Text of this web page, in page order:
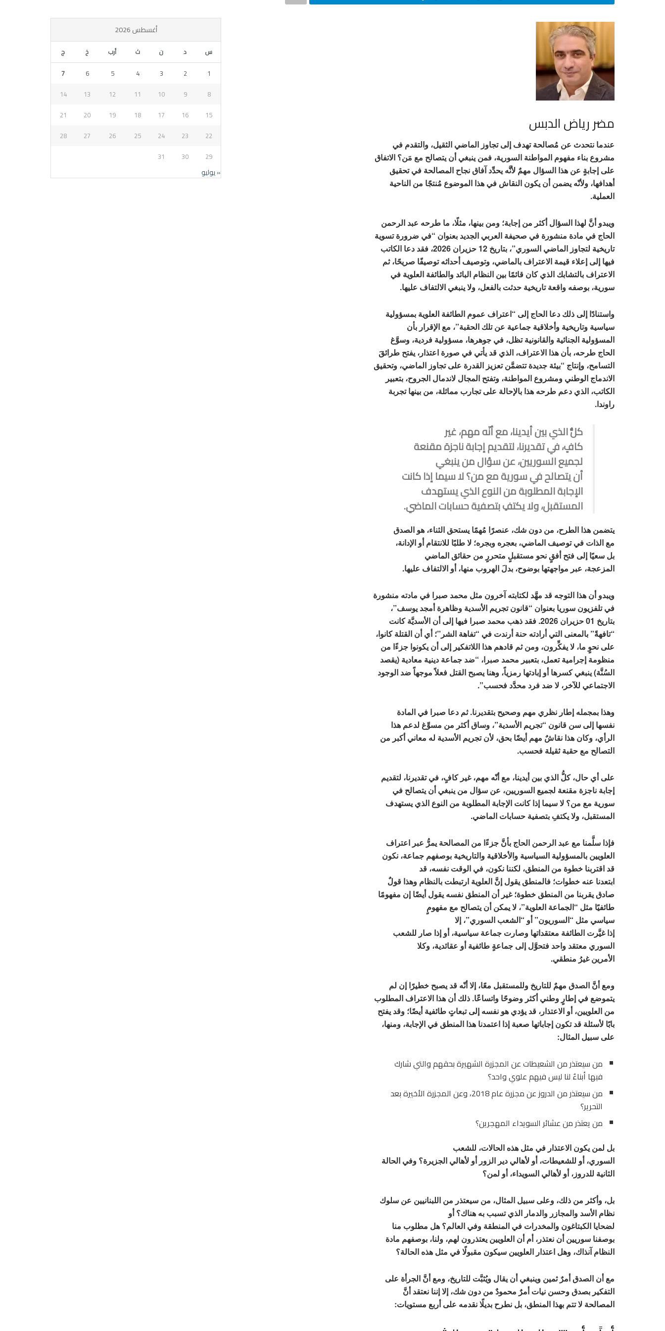
مضر رياض الدبس
عندما نتحدث عن مُصالحة تهدف إلى تجاوز الماضي الثقيل، والتقدم في
مشروع بناء مفهوم المواطنة السورية، فمن ينبغي أن يتصالح مع مَن؟ الاتفاق
على إجابةٍ عن هذا السؤال مهمٌ لأنَّه يحدِّد آفاق نجاح المصالحة في تحقيق
أهدافها، ولأنّه يضمن أن يكون النقاش في هذا الموضوع مُنتجًا من الناحية
العملية.
ويبدو أنَّ لهذا السؤال أكثر من إجابة؛ ومن بينها، مثلًا، ما طرحه عبد الرحمن
الحاج في مادة منشورة في صحيفة العربي الجديد بعنوان “في ضرورة تسوية
تاريخية لتجاوز الماضي السوري”، بتاريخ 12 حزيران 2026، فقد دعا الكاتب
فيها إلى إعلاء قيمة الاعتراف بالماضي، وتوصيف أحداثه توصيفًا صريحًا، ثم
الاعتراف بالتشابك الذي كان قائمًا بين النظام البائد والطائفة العلوية في
سورية، بوصفه واقعة تاريخية حدثت بالفعل، ولا ينبغي الالتفاف عليها.
واستنادًا إلى ذلك دعا الحاج إلى “اعتراف عموم الطائفة العلوية بمسؤولية
سياسية وتاريخية وأخلاقية جماعية عن تلك الحقبة”، مع الإقرار بأن
المسؤولية الجنائية والقانونية تظل، في جوهرها، مسؤولية فردية، وسوَّغ
الحاج طرحه، بأن هذا الاعتراف، الذي قد يأتي في صورة اعتذار، يفتح طرائقَ
التسامح، وإنتاج “بيئة جديدة تتضمَّن تعزيز القدرة على تجاوز الماضي، وتحقيق
الاندماج الوطني ومشروع المواطنة، وتفتح المجال لاندمال الجروح، بتعبير
الكاتب، الذي دعم طرحه هذا بالإحالة على تجارب مماثلة، من بينها تجربة
راوندا.
كلُّ الذي بين أيدينا، مع أنّه مهم، غير
كافٍ، في تقديرنا، لتقديم إجابة ناجزة مقنعة
لجميع السوريين، عن سؤال من ينبغي
أن يتصالح في سورية مع من؟ لا سيما إذا كانت
الإجابة المطلوبة من النوع الذي يستهدف
المستقبل، ولا يكتفِ بتصفية حسابات الماضي.
يتضمن هذا الطرح، من دون شك، عنصرًا مُهمًا يستحق الثناء، هو الصدق
مع الذات في توصيف الماضي، بعجره وبجره؛ لا طلبًا للانتقام أو الإدانة،
بل سعيًا إلى فتح أفقٍ نحو مستقبلٍ متحررٍ من حقائق الماضي
المزعجة، عبر مواجهتها بوضوح، بدلَ الهروب منها، أو الالتفاف عليها.
ويبدو أن هذا التوجه قد مهَّد لكتابته آخرون مثل محمد صبرا في مادته منشورة
في تلفزيون سوريا بعنوان “قانون تجريم الأسدية وظاهرة أمجد يوسف”،
بتاريخ 01 حزيران 2026. فقد ذهب محمد صبرا فيها إلى أن الأسديَّة كانت
“تافهةً” بالمعنى التي أرادته حنة أرندت في “تفاهة الشر”؛ أي أن القتلة كانوا،
على نحوٍ ما، لا يفكِّرون، ومن ثم قادهم هذا اللاتفكير إلى أن يكونوا جزءًا من
منظومة إجرامية تعمل، بتعبير محمد صبرا، “ضد جماعة دينية معادية (يقصد
السُنَّة) ينبغي كسرها أو إبادتها رمزياً، وهنا يصبح القتل فعلاً موجهاً ضد الوجود
الاجتماعي للآخر، لا ضد فرد محدَّد فحسب”.
وهذا بمجمله إطار نظري مهم وصحيح بتقديرنا. ثم دعا صبرا في المادة
نفسها إلى سن قانون “تجريم الأسدية”، وساق أكثر من مسوِّغ لدعم هذا
الرأي، وكان هذا نقاشٌ مهم أيضًا بحق، لأن تجريم الأسدية له معاني أكبر من
التصالح مع حقبة ثقيلة فحسب.
على أي حال، كلُّ الذي بين أيدينا، مع أنّه مهم، غير كافٍ، في تقديرنا، لتقديم
إجابة ناجزة مقنعة لجميع السوريين، عن سؤال من ينبغي أن يتصالح في
سورية مع من؟ لا سيما إذا كانت الإجابة المطلوبة من النوع الذي يستهدف
المستقبل، ولا يكتفِ بتصفية حسابات الماضي.
فإذا سلَّمنا مع عبد الرحمن الحاج بأنَّ جزءًا من المصالحة يمرُّ عبر اعتراف
العلويين بالمسؤولية السياسية والأخلاقية والتاريخية بوصفهم جماعة، نكون
قد اقتربنا خطوة من المنطق، لكننا نكون، في الوقت نفسه، قد
ابتعدنا عنه خطوات؛ فالمنطق يقول إنَّ العلوية ارتبطت بالنظام وهذا قولٌ
صادق يقربنا من المنطق خطوة؛ غير أن المنطق نفسه يقول أيضًا إن مفهومًا
طائفيًا مثل “الجماعة العلوية”، لا يمكن أن يتصالح مع مفهومٍ
سياسي مثل “السوريون” أو “الشعب السوري”، إلا
إذا غيَّرت الطائفة معتقداتها وصارت جماعة سياسية، أو إذا صار للشعب
السوري معتقد واحد فتحوَّل إلى جماعةٍ طائفية أو عقائدية، وكلا
الأمرين غيرُ منطقي.
ومع أنَّ الصدق مهمٌ للتاريخ وللمستقبل معًا، إلا أنّه قد يصبح خطيرًا إن لم
يتموضع في إطارٍ وطني أكثر وضوحًا واتساعًا. ذلك أن هذا الاعتراف المطلوب
من العلويين، أو الاعتذار، قد يؤدي هو نفسه إلى تبعاتٍ طائفية أيضًا؛ وقد يفتح
بابًا لأسئلة قد تكون إجاباتها صعبة إذا اعتمدنا هذا المنطق في الإجابة، ومنها،
على سبيل المثال:
من سيعتذر من الشعيطات عن المجزرة الشهيرة بحقهم والتي شارك
فيها أبناءٌ لنا ليس فيهم علوي واحد؟
من سيعتذر من الدروز عن مجزرة عام 2018، وعن المجزرة الأخيرة بعد
التحرير؟
من يعتذر من عشائر السويداء المهجرين؟
بل لمن يكون الاعتذار في مثل هذه الحالات، للشعب
السوري، أو للشعيطات، أو لأهالي دير الزور أو لأهالي الجزيرة؟ وفي الحالة
الثانية للدروز، أو لأهالي السويداء، أو لمن؟
بل، وأكثر من ذلك، وعلى سبيل المثال، من سيعتذر من اللبنانيين عن سلوك
نظام الأسد والمجازر والدمار الذي تسبب به هناك؟ أو
لضحايا الكبتاغون والمخدرات في المنطقة وفي العالم؟ هل مطلوب منا
بوصفنا سوريين أن نعتذر، أم أن العلويين يعتذرون لهم، ولنا، بوصفهم مادة
النظام آنذاك، وهل اعتذار العلويين سيكون مقبولًا في مثل هذه الحالة؟
مع أن الصدق أمرٌ ثمين وينبغي أن يقال ويُثبَّت للتاريخ، ومع أنَّ الجرأة على
التفكير بصدق وحسن نيات أمرٌ محمودٌ من دون شك، إلا إننا نعتقد أنَّ
المصالحة لا تتم بهذا المنطق، بل نطرح بديلًا نقدمه على أربع مستويات:
أغسطس 2026
س د ن ث أرب خ ج
1
2
3
4
5
6
7
8
9
10
11
12
13
14
15
16
17
18
19
20
21
22
23
24
25
26
27
28
29
30
31
« يوليو